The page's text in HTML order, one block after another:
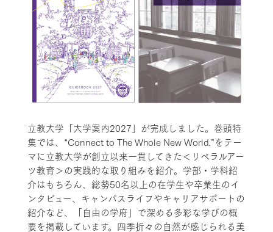
立教大学「大学案内2027」が完成しました。巻頭特
集では、“Connect to The Whole New World.”をテー
マに立教大学が創立以来一貫してきた＜リベラルアー
ツ教育＞の実践的な取り組みを紹介。学部・学科紹
介はもちろん、総勢50名以上の在学生や卒業生のイ
ンタビュー、キャンパスライフやキャリアサポートの
紹介など、「自由の学府」で深める多彩な学びの概
要を掲載しています。四季折々の自然が感じられる美